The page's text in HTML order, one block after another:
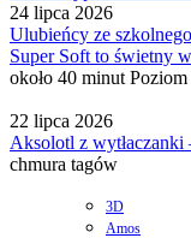
24 lipca 2026
Ulubieńcy ze
Super Soft to świetny
około 40 minut Poziom
22 lipca 2026
Aksolotl z wytłaczanki
chmura tagów
3D
Amos